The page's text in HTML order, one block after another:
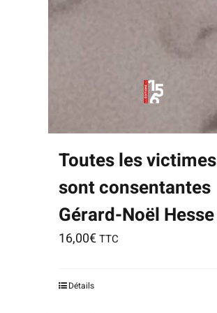
40
Toutes les victimes
sont consentantes
Gérard-Noël Hesse
16,00€TTC
Détails